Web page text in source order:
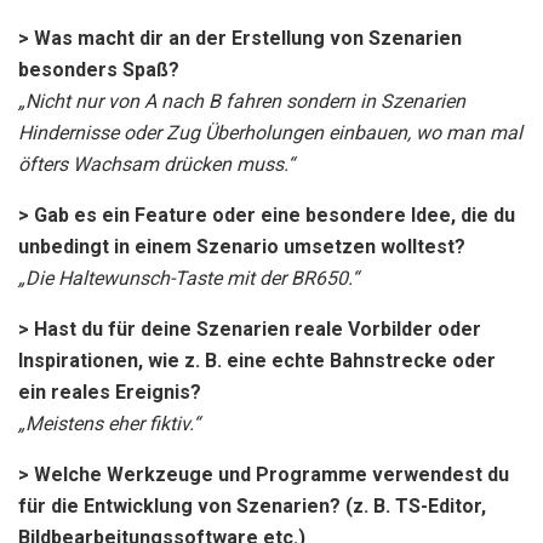
> Was macht dir an der Erstellung von Szenarien
besonders Spaß?
„Nicht nur von A nach B fahren sondern in Szenarien
Hindernisse oder Zug Überholungen einbauen, wo man mal
öfters Wachsam drücken muss.“
> Gab es ein Feature oder eine besondere Idee, die du
unbedingt in einem Szenario umsetzen wolltest?
„Die Haltewunsch-Taste mit der BR650.“
> Hast du für deine Szenarien reale Vorbilder oder
Inspirationen, wie z. B. eine echte Bahnstrecke oder
ein reales Ereignis?
„Meistens eher fiktiv.“
> Welche Werkzeuge und Programme verwendest du
für die Entwicklung von Szenarien? (z. B. TS-Editor,
Bildbearbeitungssoftware etc.)